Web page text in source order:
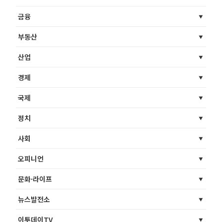
금융
부동산
산업
경제
국제
정치
사회
오피니언
문화·라이프
뉴스발전소
이투데이TV